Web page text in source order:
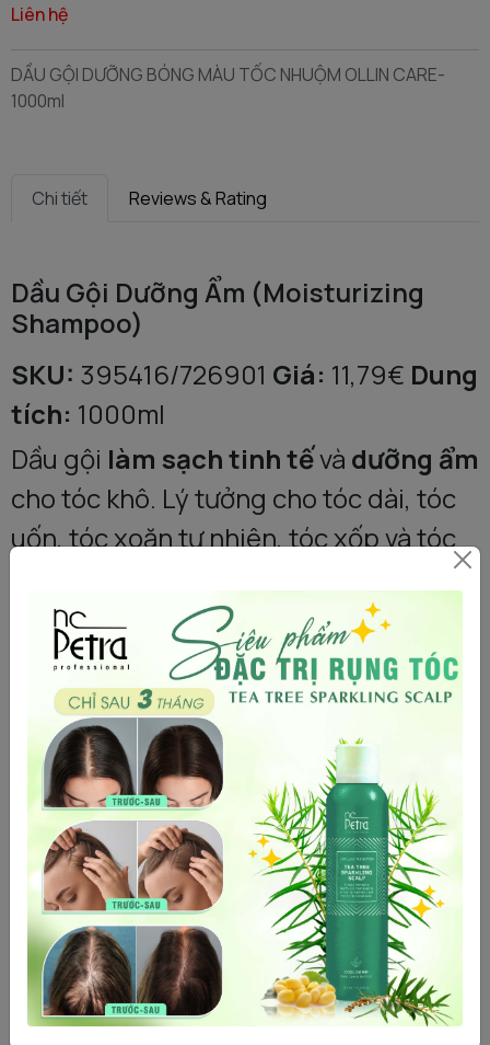
Liên hệ
DẦU GỘI DƯỠNG BÓNG MÀU TỐC NHUỘM OLLIN CARE-
1000ml
Chi tiết Reviews & Rating
Dầu Gội Dưỡng Ẩm (Moisturizing
Shampoo)
SKU: 395416/726901 Giá: 11,79€ Dung
tích: 1000ml
Dầu gội làm sạch tinh tếvà dưỡng ẩm
cho tóc khô. Lý tưởng cho tóc dài, tóc
uốn, tóc xoăn tự nhiên, tóc xốp và tóc
đã được làm sáng màu (lightened hair).
📝 Hướng Dẫn Sử Dụng:
Thoa lên tóc.
Giữ trong1-2 phút
Xả sạch kỹ lưỡng.
Lặp lại nếu cần thiết.
🔬 Thành Phần Hoạt Tính:
Hydrovance.
D-panthenol.